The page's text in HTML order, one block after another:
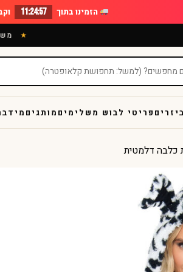
הזמינו בתוך 11:24:56
פריטי לבוש משלימים מותגים
דלמטית